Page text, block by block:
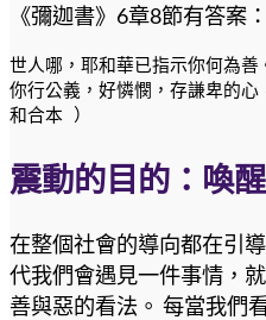
《彌迦書》6章8節有答案：
世人哪，耶和華已指示你何為
你行公義，好憐憫，存謙卑的
和合本 ）
震動的目的：喚
在整個社會的導向都在引
代我們會遇見一件事情，
善與惡的看法。 每當我們